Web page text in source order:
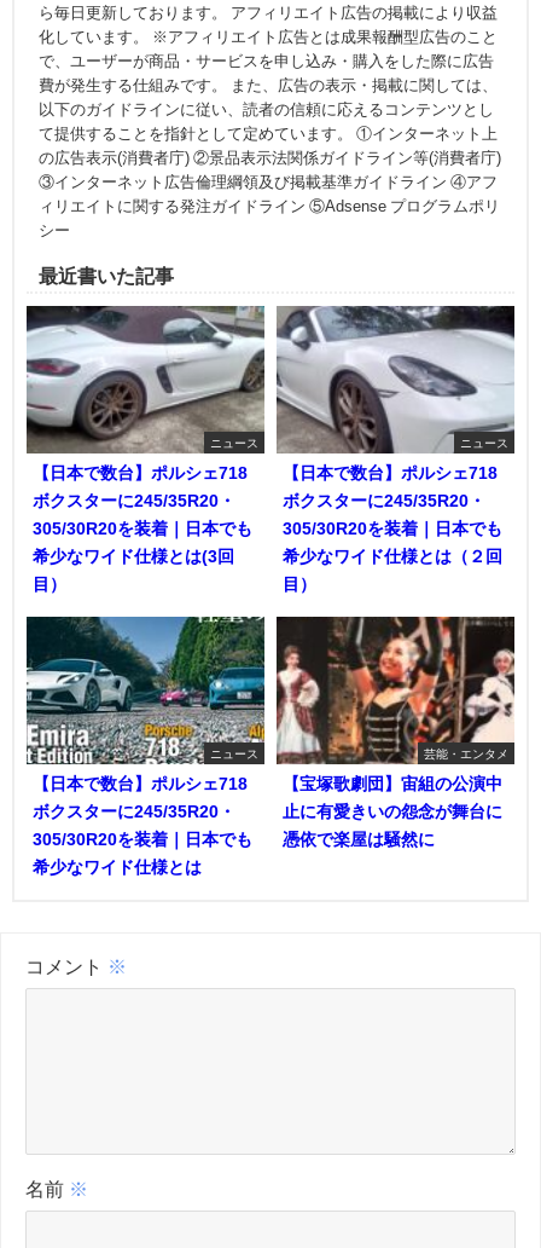
ら毎日更新しております。 アフィリエイト広告の掲載により収益
化しています。 ※アフィリエイト広告とは成果報酬型広告のこと
で、ユーザーが商品・サービスを申し込み・購入をした際に広告
費が発生する仕組みです。 また、広告の表示・掲載に関しては、
以下のガイドラインに従い、読者の信頼に応えるコンテンツとし
て提供することを指針として定めています。 ①インターネット上
の広告表示(消費者庁) ②景品表示法関係ガイドライン等(消費者庁)
③インターネット広告倫理綱領及び掲載基準ガイドライン ④アフ
ィリエイトに関する発注ガイドライン ⑤Adsense プログラムポリ
シー
最近書いた記事
ニュース
【日本で数台】ポルシェ718
ボクスターに245/35R20・
305/30R20を装着｜日本でも
希少なワイド仕様とは(3回
目）
ニュース
【日本で数台】ポルシェ718
ボクスターに245/35R20・
305/30R20を装着｜日本でも
希少なワイド仕様とは（２回
目）
ニュース
【日本で数台】ポルシェ718
ボクスターに245/35R20・
305/30R20を装着｜日本でも
希少なワイド仕様とは
芸能・エンタメ
【宝塚歌劇団】宙組の公演中
止に有愛きいの怨念が舞台に
憑依で楽屋は騒然に
コメント ※
名前 ※